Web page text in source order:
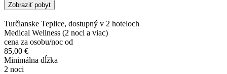
Zobraziť pobyt
Turčianske Teplice, dostupný v 2 hoteloch
Medical Wellness (2 noci a viac)
cena za osobu/noc od
85,00 €
Minimálna dĺžka
2 noci